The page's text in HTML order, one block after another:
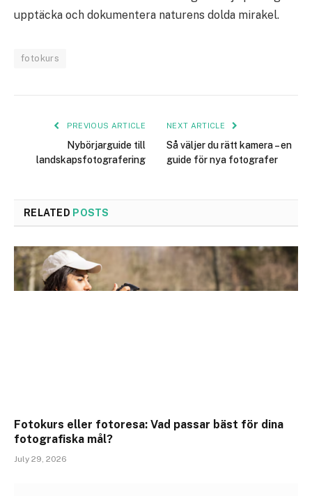
upptäcka och dokumentera naturens dolda mirakel.
fotokurs
PREVIOUS ARTICLE
Nybörjarguide till
landskapsfotografering
NEXT ARTICLE
Så väljer du rätt kamera – en
guide för nya fotografer
RELATED POSTS
Fotokurs eller fotoresa: Vad passar bäst för dina
fotografiska mål?
July 29, 2026